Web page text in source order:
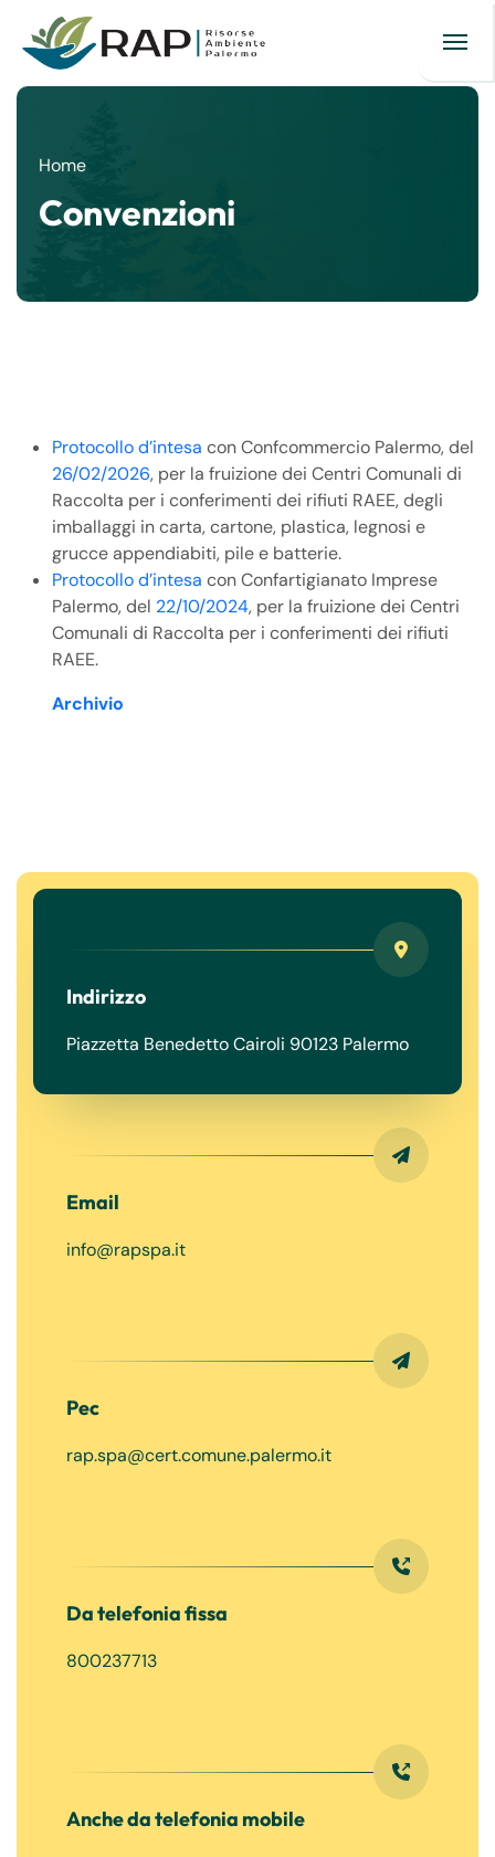
Home
Convenzioni
Protocollo d’intesa con Confcommercio Palermo, del
26/02/2026, per la fruizione dei Centri Comunali di
Raccolta per i conferimenti dei rifiuti RAEE, degli
imballaggi in carta, cartone, plastica, legnosi e
grucce appendiabiti, pile e batterie.
Protocollo d’intesa con Confartigianato Imprese
Palermo, del 22/10/2024, per la fruizione dei Centri
Comunali di Raccolta per i conferimenti dei rifiuti
RAEE.
Archivio
Indirizzo
Piazzetta Benedetto Cairoli 90123 Palermo
Email
info@rapspa.it
Pec
rap.spa@cert.comune.palermo.it
Da telefonia fissa
800237713
Anche da telefonia mobile